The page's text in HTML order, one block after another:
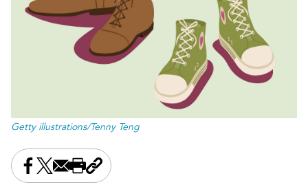
Getty illustrations/Tenny Teng
Share this on Facebook
Share this on X
Share this by email
Print this page
Copy the page address